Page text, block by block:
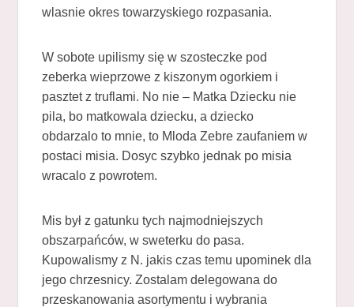
wlasnie okres towarzyskiego rozpasania.
W sobote upilismy się w szosteczke pod
zeberka wieprzowe z kiszonym ogorkiem i
pasztet z truflami. No nie – Matka Dziecku nie
pila, bo matkowala dziecku, a dziecko
obdarzalo to mnie, to Mloda Zebre zaufaniem w
postaci misia. Dosyc szybko jednak po misia
wracalo z powrotem.
Mis był z gatunku tych najmodniejszych
obszarpańców, w sweterku do pasa.
Kupowalismy z N. jakis czas temu upominek dla
jego chrzesnicy. Zostalam delegowana do
przeskanowania asortymentu i wybrania